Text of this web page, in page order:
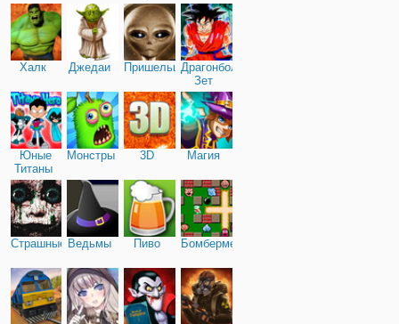
Халк Джедаи ПришельцыДрагонболл
Зет
Юные
Титаны
Монстры 3D Магия
Страшные Ведьмы Пиво Бомбермен